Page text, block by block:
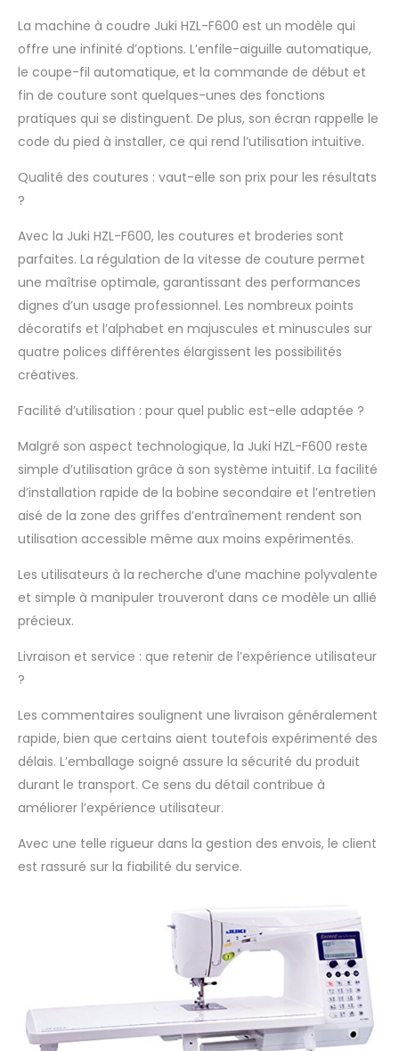
La machine à coudre Juki HZL-F600 est un modèle qui
offre une infinité d’options. L’enfile-aiguille automatique,
le coupe-fil automatique, et la commande de début et
fin de couture sont quelques-unes des fonctions
pratiques qui se distinguent. De plus, son écran rappelle le
code du pied à installer, ce qui rend l’utilisation intuitive.
Qualité des coutures : vaut-elle son prix pour les résultats
?
Avec la Juki HZL-F600, les coutures et broderies sont
parfaites. La régulation de la vitesse de couture permet
une maîtrise optimale, garantissant des performances
dignes d’un usage professionnel. Les nombreux points
décoratifs et l’alphabet en majuscules et minuscules sur
quatre polices différentes élargissent les possibilités
créatives.
Facilité d’utilisation : pour quel public est-elle adaptée ?
Malgré son aspect technologique, la Juki HZL-F600 reste
simple d’utilisation grâce à son système intuitif. La facilité
d’installation rapide de la bobine secondaire et l’entretien
aisé de la zone des griffes d’entraînement rendent son
utilisation accessible même aux moins expérimentés.
Les utilisateurs à la recherche d’une machine polyvalente
et simple à manipuler trouveront dans ce modèle un allié
précieux.
Livraison et service : que retenir de l’expérience utilisateur
?
Les commentaires soulignent une livraison généralement
rapide, bien que certains aient toutefois expérimenté des
délais. L’emballage soigné assure la sécurité du produit
durant le transport. Ce sens du détail contribue à
améliorer l’expérience utilisateur.
Avec une telle rigueur dans la gestion des envois, le client
est rassuré sur la fiabilité du service.